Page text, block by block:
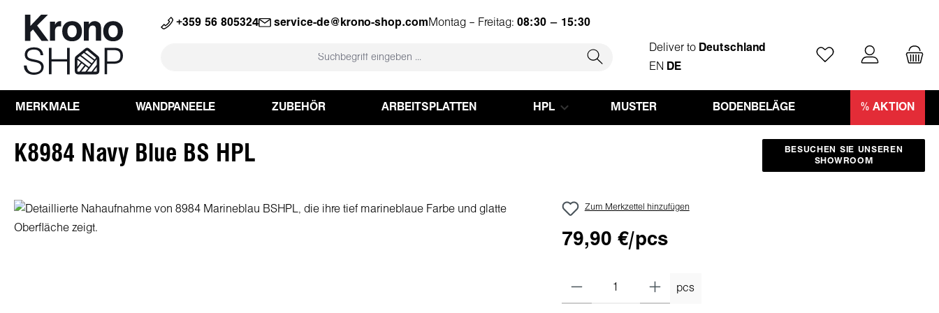
Zur Hauptnavigation springen
+359 56 805324 service-de@krono-shop.com Montag – Freitag: 08:30 – 15:30
Deliver to Deutschland
EN DE
Du hast 0 Produkte
MERKMALE WANDPANEELE ZUBEHÖR ARBEITSPLATTEN HPL MUSTER BODENBELÄGE % AKTION
K8984 Navy Blue BS HPL
BESUCHEN SIE UNSEREN
SHOWROOM
Bildergalerie überspringen Zum Merkzettel hinzufügen
79,90 €/pcs
pcs